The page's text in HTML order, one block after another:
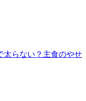
太らない？主食のやせ